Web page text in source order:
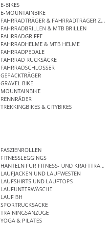
E-BIKES
E-MOUNTAINBIKE
FAHRRADTRÄGER & FAHRRADTRÄGER
FAHRRADBRILLEN & MTB BRILLEN
FAHRRADGRIFFE
FAHRRADHELME & MTB HELME
FAHRRADPEDALE
FAHRRAD RUCKSÄCKE
FAHRRADSCHLÖSSER
GEPÄCKTRÄGER
GRAVEL BIKE
MOUNTAINBIKE
RENNRÄDER
TREKKINGBIKES & CITYBIKES
FASZIENROLLEN
FITNESSLEGGINGS
HANTELN FÜR FITNESS- UND
LAUFJACKEN UND LAUFWESTEN
LAUFSHIRTS UND LAUFTOPS
LAUFUNTERWÄSCHE
LAUF BH
SPORTRUCKSÄCKE
TRAININGSANZÜGE
YOGA & PILATES